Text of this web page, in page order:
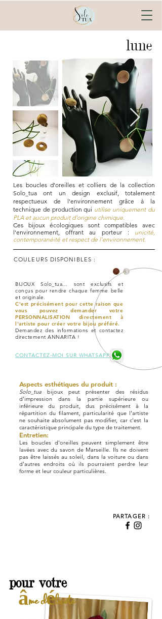
lune
Les boucles d'oreilles et colliers de la collection
Solo_tua ont un design exclusif, totalement
respectueux de l'environnement grâce à la
technique de production qui utilise uniquement du
PLA et aucun produit d'origine chimique.
Ces bijoux écologiques sont compatibles avec
l'environnement, offrant au porteur :
unicité,
contemporanéité et respect de l'environnement.
COULEURS DISPONIBLES :
BIJOUX Solo_tua… sont exclusifs et
conçus pour rendre chaque femme belle
et originale.
C'est précisément pour cette raison que
vous pouvez demander votre
PERSONNALISATION directement à
l'artiste pour créer votre bijou préféré.
Demandez des informations et contactez
directement ANNARITA !
CONTACTEZ-MOI SUR WHATSAPP
Aspects esthétiques du produit :
Solo_tua bijoux peut présenter des résidus
d'impression dans la partie supérieure ou
inférieure du produit, dus précisément à la
répartition du filament, particularité que l'artiste
ne souhaite absolument pas modifier, car c'est la
caractéristique principale du type de traitement.
Entretien:
Les boucles d'oreilles peuvent simplement être
lavées avec du savon de Marseille. Ils ne doivent
pas être laissés au soleil, dans la voiture ou dans
d'autres endroits où ils pourraient perdre leur
forme et leur couleur particulières.
PARTAGER :
pour votre
âme délicate